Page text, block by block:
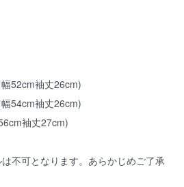
52cm袖丈26cm)
54cm袖丈26cm)
袖丈27cm)
不可となります。あらかじめご了承